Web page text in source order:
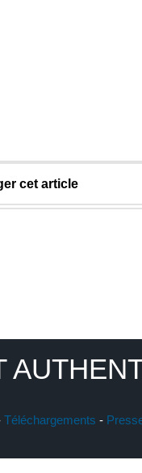
cet article
Téléchargements -